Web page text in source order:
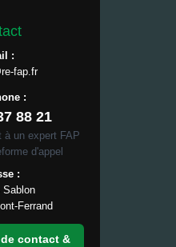
:
fap.fr
:
88 21
à un expert FAP
d'appel
:
Sablon
Ferrand
contact &